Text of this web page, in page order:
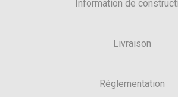
Information de
Livraison
Réglementation